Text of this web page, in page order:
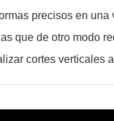
precisos en
que de otro modo
cortes verticales